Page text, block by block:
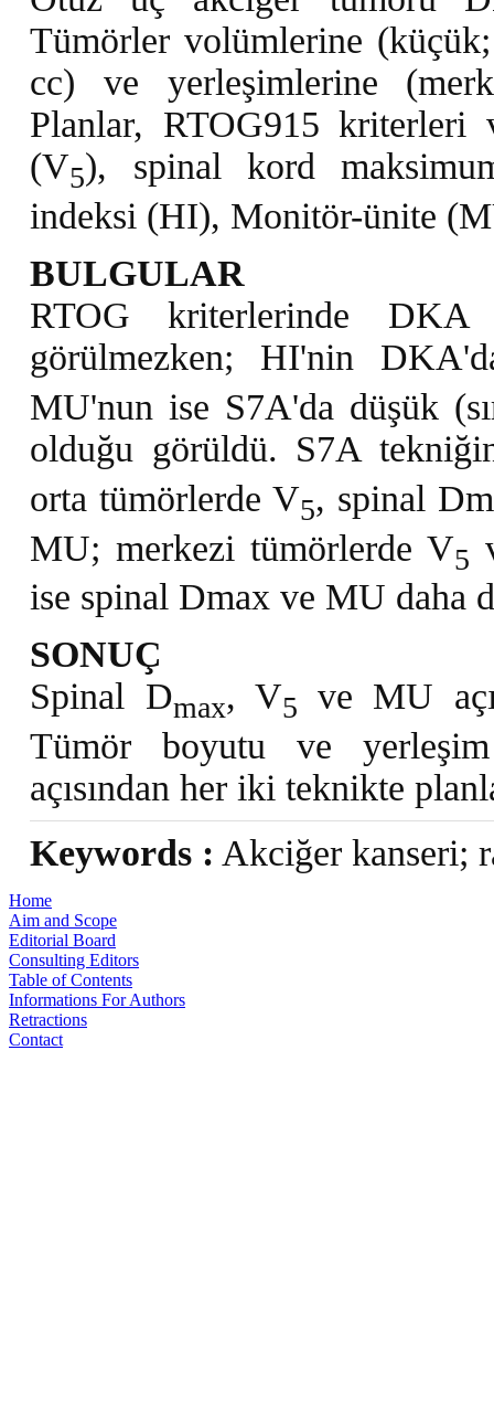
Tümörler volümlerine
cc) ve yerleşimlerine
Planlar, RTOG915
(V5), spinal kord
indeksi (HI), Monitör-ünite
BULGULAR
RTOG kriterlerinde
görülmezken; HI'nin
MU'nun ise S7A'da düşük
olduğu görüldü. S7A
orta tümörlerde V5, spinal
MU; merkezi tümörlerde V5
ise spinal Dmax ve MU daha
SONUÇ
Spinal Dmax, V5
ve MU
Tümör boyutu ve
açısından her iki teknikte
Keywords : Akciğer kanseri;
Home
Aim and Scope
Editorial Board
Consulting Editors
Table of Contents
Informations For Authors
Retractions
Contact